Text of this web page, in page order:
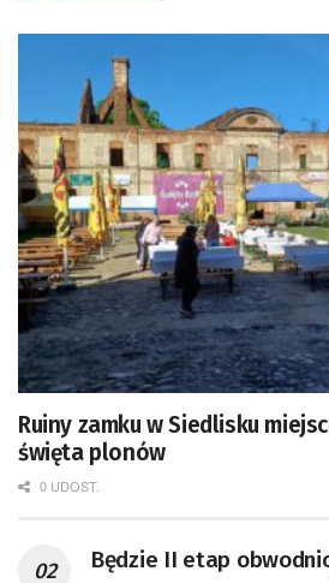
Ruiny zamku w Siedlisku
święta plonów
0 UDOST.
Będzie II etap